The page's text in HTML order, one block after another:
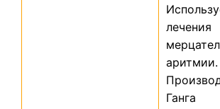
лечения
аритмии.
Ганга